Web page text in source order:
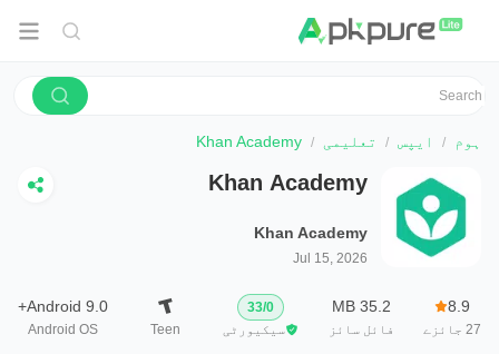
ہوم ایپس تعلیمی Khan Academy
Khan Academy
Khan Academy
Jul 15, 2026
8.9
27 جائزے
35.2 MB
فائل سائز
0
/
33
سیکیورٹی
Teen
Android 9.0+
Android OS